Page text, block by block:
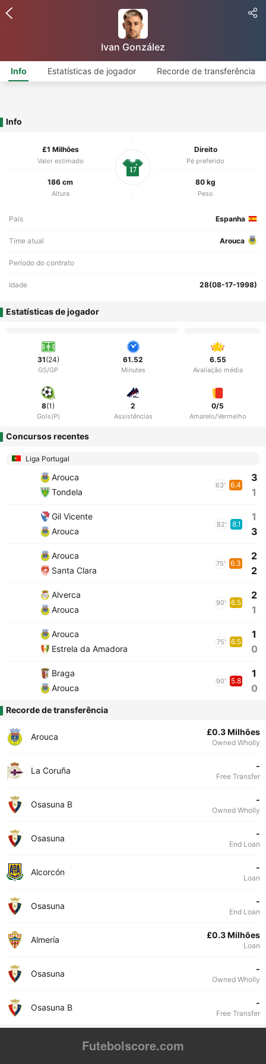
Ivan González
Info Estatísticas de jogador Recorde de transferência
Info
£1 Milhões
Valor estimado
Direito
Pé preferido
186 cm
Altura
80 kg
Peso
17
País Espanha
Time atual Arouca
Período do contrato
Idade 28(08-17-1998)
Estatísticas de jogador
31(24)
GS/GP
61.52
Minutes
6.55
Avaliação média
8(1)
Gols(P)
2
Assistências
0/5
Amarelo/Vermelho
Concursos recentes
Liga Portugal
Arouca
Tondela
63' 6.4
3
1
Gil Vicente
Arouca
82' 8.1
1
3
Arouca
Santa Clara
75' 6.3
2
2
Alverca
Arouca
90' 6.5
2
1
Arouca
Estrela da Amadora
75' 6.5
1
0
Braga
Arouca
90' 5.8
1
0
Recorde de transferência
Arouca £0.3 Milhões
Owned Wholly
La Coruña -
Free Transfer
Osasuna B -
Owned Wholly
Osasuna -
End Loan
Alcorcón -
Loan
Osasuna -
End Loan
Almería £0.3 Milhões
Loan
Osasuna -
Owned Wholly
Osasuna B -
Free Transfer
Futebolscore.com